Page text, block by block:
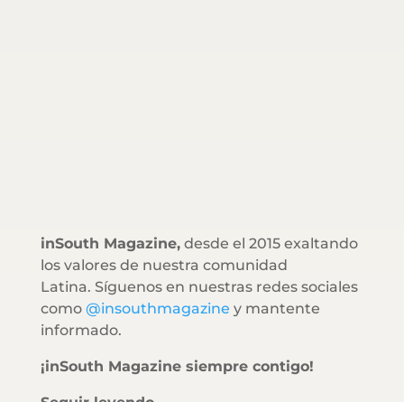
inSouth Magazine,desde el 2015 exaltando
los valores de nuestra comunidad
Latina. Síguenos en nuestras redes sociales
como @insouthmagazine y mantente
informado.
¡inSouth Magazine siempre contigo!